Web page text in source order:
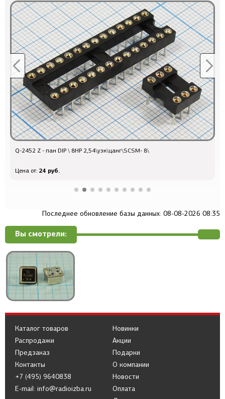
2,54\узк\цанг\SCSM- 8\
Последнее обновление базы данных: 08-08-2026 08:35
Вы смотрели:
Каталог товаров
Распродажи
Предзаказ
Новинки
Акции
Подарки
Контакты
+7 (495) 9640838
E-mail: info@radioizba.ru
О компании
Новости
Оплата